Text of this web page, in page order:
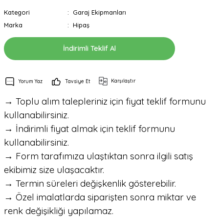
Kategori
Garaj Ekipmanları
Marka
Hipaş
İndirimli Teklif Al
Yorum Yaz Tavsiye Et Karşılaştır
→ Toplu alım talepleriniz için fiyat teklif formunu
kullanabilirsiniz.
→ İndirimli fiyat almak için teklif formunu
kullanabilirsiniz.
→ Form tarafımıza ulaştıktan sonra ilgili satış
ekibimiz size ulaşacaktır.
→ Termin süreleri değişkenlik gösterebilir.
→ Özel imalatlarda siparişten sonra miktar ve
renk değişikliği yapılamaz.